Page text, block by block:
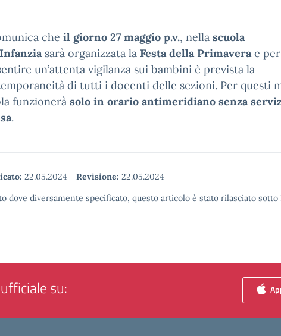
che il giorno 27 maggio p.v., nella scuola
sarà organizzata la Festa della Primaverae per
un’attenta vigilanza sui bambini è prevista la
di tutti i docenti delle sezioni. Per questi
funzionerà solo in orario antimeridiano senza
.
22.05.2024 - Revisione: 22.05.2024
dove diversamente specificato, questo articolo è stato rilasciato
su: